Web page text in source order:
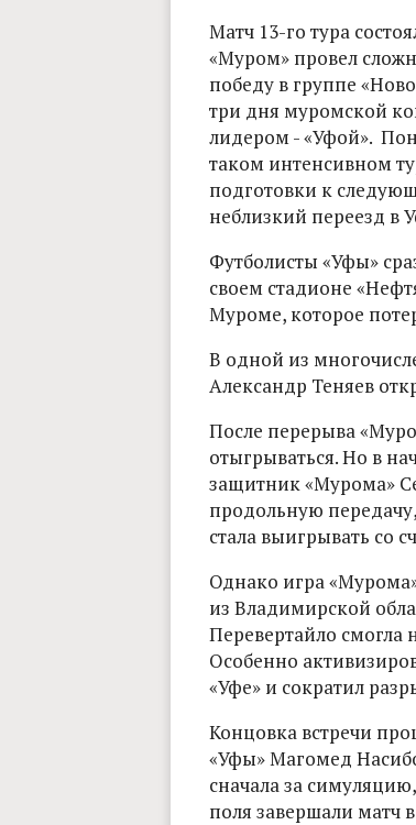
Матч 13-го тура
«Муром» провел
победу в группе
три дня муромской
лидером - «Уфой».
таком интенсивном
подготовки к
неблизкий переезд в
Футболисты «Уфы»
своем стадионе
Муроме, которое
В одной из
Александр Теняев
После перерыва
отыгрываться. Но в
защитник «Мурома»
продольную
стала выигрывать со
Однако игра
из Владимирской
Перевертайло смогла
Особенно
«Уфе» и сократил
Концовка встречи
«Уфы» Магомед
сначала за
поля завершали матч